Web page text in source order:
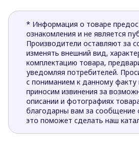
* Информация о товаре
ознакомления и не является
Производители оставляют за
изменять внешний вид,
комплектацию товара,
уведомляя потребителей.
с пониманием к данному факту
приносим извинения за
описании и фотографиях
благодарны вам за
это поможет сделать наш